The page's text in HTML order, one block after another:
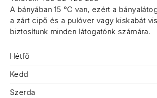
A bányában 15 °C van, ezért a
a zárt cipő és a pulóver vagy kiskabát
biztosítunk minden látogatónk számára.
Hétfő
Kedd
Szerda